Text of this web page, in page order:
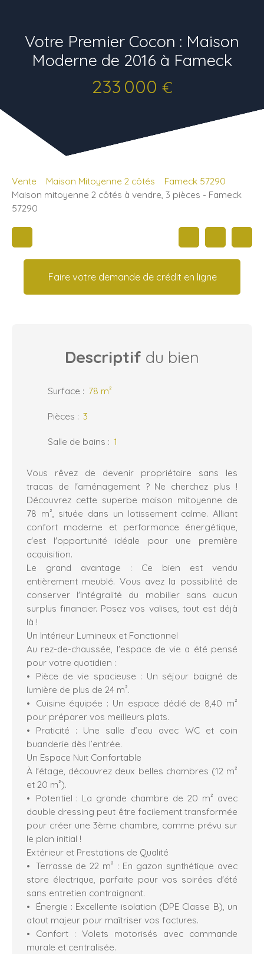
Votre Premier Cocon : Maison
Moderne de 2016 à Fameck
233 000 €
Vente Maison Mitoyenne 2 côtés
Fameck 57290
Maison mitoyenne 2 côtés à vendre, 3 pièces - Fameck
57290
Faire votre demande de crédit en ligne
Descriptif du bien
Surface : 78 m²
Pièces : 3
Salle de bains : 1
​Vous rêvez de devenir propriétaire sans les
tracas de l'aménagement ? Ne cherchez plus !
Découvrez cette superbe maison mitoyenne de
78 m², située dans un lotissement calme. Alliant
confort moderne et performance énergétique,
c'est l'opportunité idéale pour une première
acquisition.
Le grand avantage : Ce bien est vendu
entièrement meublé. Vous avez la possibilité de
conserver l'intégralité du mobilier sans aucun
surplus financier. Posez vos valises, tout est déjà
là !
​Un Intérieur Lumineux et Fonctionnel
​Au rez-de-chaussée, l'espace de vie a été pensé
pour votre quotidien :
Pièce de vie spacieuse : Un séjour baigné de
lumière de plus de 24 m².
Cuisine équipée : Un espace dédié de 8,40 m²
pour préparer vos meilleurs plats.
Praticité : Une salle d’eau avec WC et coin
buanderie dès l’entrée.
​Un Espace Nuit Confortable
​À l'étage, découvrez deux belles chambres (12 m²
et 20 m²).
Potentiel : La grande chambre de 20 m² avec
double dressing peut être facilement transformée
pour créer une 3ème chambre, comme prévu sur
le plan initial !
​Extérieur et Prestations de Qualité
Terrasse de 22 m² : En gazon synthétique avec
store électrique, parfaite pour vos soirées d'été
sans entretien contraignant.
Énergie : Excellente isolation (DPE Classe B), un
atout majeur pour maîtriser vos factures.
Confort : Volets motorisés avec commande
murale et centralisée.